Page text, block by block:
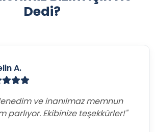
Dedi?
A.
ve inanılmaz memnun
parlıyor. Ekibinize teşekkürler!"